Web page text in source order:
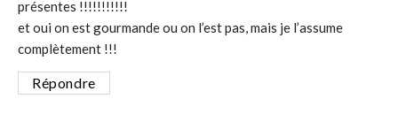
présentes !!!!!!!!!!!
et oui on est gourmande ou on l’est pas, mais je l’assume
complètement !!!
Répondre